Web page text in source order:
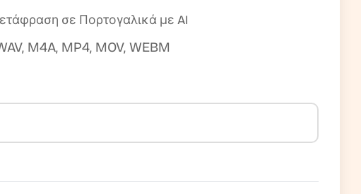
σε Πορτογαλικά με AI
M4A, MP4, MOV, WEBM